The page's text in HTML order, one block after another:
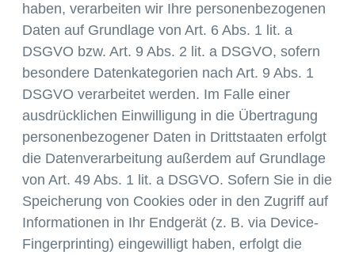
haben, verarbeiten wir Ihre personenbezogenen
Daten auf Grundlage von Art. 6 Abs. 1 lit. a
DSGVO bzw. Art. 9 Abs. 2 lit. a DSGVO, sofern
besondere Datenkategorien nach Art. 9 Abs. 1
DSGVO verarbeitet werden. Im Falle einer
ausdrücklichen Einwilligung in die Übertragung
personenbezogener Daten in Drittstaaten erfolgt
die Datenverarbeitung außerdem auf Grundlage
von Art. 49 Abs. 1 lit. a DSGVO. Sofern Sie in die
Speicherung von Cookies oder in den Zugriff auf
Informationen in Ihr Endgerät (z. B. via Device-
Fingerprinting) eingewilligt haben, erfolgt die